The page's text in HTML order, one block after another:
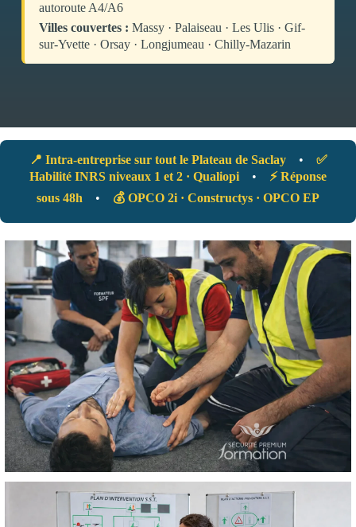
autoroute A4/A6
Villes couvertes : Massy · Palaiseau · Les Ulis · Gif-
sur-Yvette · Orsay · Longjumeau · Chilly-Mazarin
📍 Intra-entreprise sur tout le Plateau de Saclay •
✅
Habilité INRS niveaux 1 et 2 · Qualiopi
•
⚡ Réponse
sous 48h
• 💰 OPCO 2i · Constructys · OPCO EP